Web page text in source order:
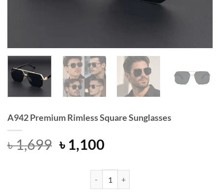
A942 Premium Rimless Square Sunglasses
৳1,699 Original
price
৳ 1,699.
৳ 1,100Current
is:
৳ 1,100.
A942 Premium Rimless Square